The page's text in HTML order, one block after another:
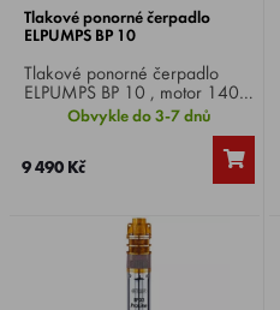
Tlakové ponorné čerpadlo
ELPUMPS BP 10
Tlakové ponorné čerpadlo
ELPUMPS BP 10 , motor 1400
W, max. dopravní výška 60 m,
max. dopravní množství
Ochranná tepelná pojistka
chrání motor před přetížením.
Obvykle do 3-7 dnů
9 490 Kč